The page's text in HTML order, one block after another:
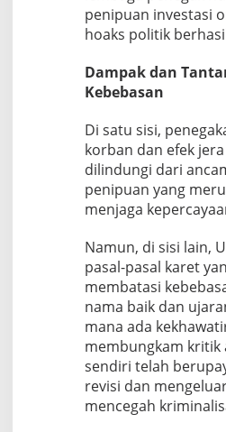
penipuan investasi
hoaks politik
Dampak dan
Kebebasan
Di satu sisi,
korban dan efek
dilindungi dari
penipuan yang
menjaga
Namun, di sisi lain,
pasal-pasal karet
membatasi
nama baik dan
mana ada
membungkam kritik
sendiri telah
revisi dan
mencegah